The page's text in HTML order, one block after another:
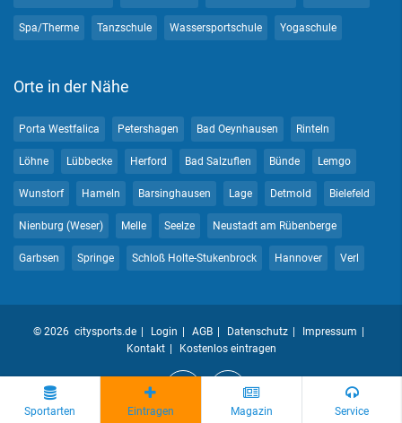
Spa/Therme Tanzschule Wassersportschule Yogaschule
Orte in der Nähe
Porta Westfalica Petershagen Bad Oeynhausen Rinteln
Löhne Lübbecke Herford Bad Salzuflen Bünde Lemgo
Wunstorf Hameln Barsinghausen Lage Detmold Bielefeld
Nienburg (Weser) Melle Seelze Neustadt am Rübenberge
Garbsen Springe Schloß Holte-Stukenbrock Hannover Verl
© 2026 citysports.de Login AGB Datenschutz
Impressum
Kontakt
Kostenlos eintragen
Sportarten Eintragen Magazin Service